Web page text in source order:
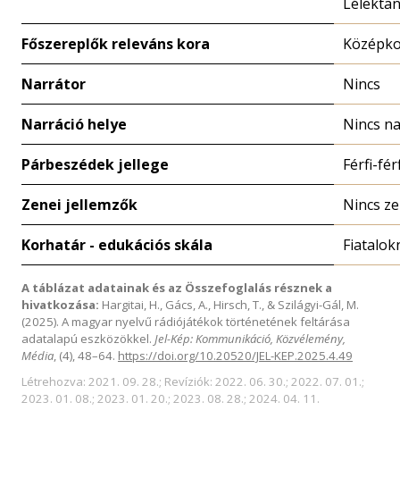
Főszereplők releváns kora
Narrátor Nincs
Narráció helye Nincs
Párbeszédek jellege Férfi-
Zenei jellemzők Nincs
Korhatár - edukációs skála
A táblázat adatainak és az Összefoglalás résznek a
hivatkozása: Hargitai, H., Gács, A., Hirsch, T., & Szilágyi-Gál, M.
(2025). A magyar nyelvű rádiójátékok történetének feltárása
adatalapú eszközökkel. Jel-Kép: Kommunikáció, Közvélemény,
Média, (4), 48–64. https://doi.org/10.20520/JEL-KEP.2025.4.49
Létrehozva: 2021. 09. 28.; Revíziók: 2022. 06. 30.; 2022. 07. 01.;
2023. 01. 08.; 2023. 01. 20.; 2023. 08. 28.; 2024. 04. 11.